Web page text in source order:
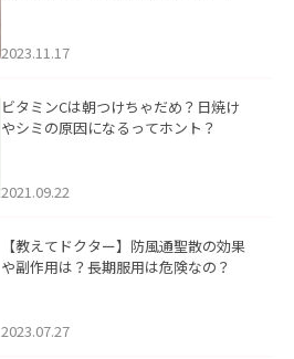
2023.11.17
ビタミンCは朝つけちゃだめ？日焼け
やシミの原因になるってホント？
2021.09.22
【教えてドクター】防風通聖散の効果
や副作用は？長期服用は危険なの？
2023.07.27